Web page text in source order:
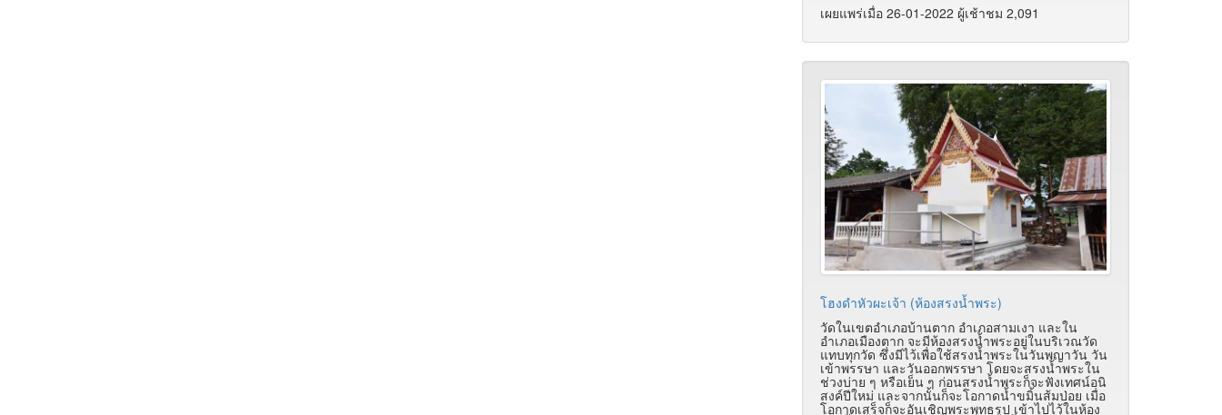
เผยแพร่เมื่อ 26-01-2022 ผู้เช้าชม 2,091
โฮงดำหัวผะเจ้า (ห้องสรงน้ำพระ)
วัดในเขตอำเภอบ้านตาก อำเภอสามเงา และใน
อำเภอเมืองตาก จะมีห้องสรงน้ำพระอยู่ในบริเวณวัด
แทบทุกวัด ซึ่งมีไว้เพื่อใช้สรงน้ำพระในวันพญาวัน วัน
เข้าพรรษา และวันออกพรรษา โดยจะสรงน้ำพระใน
ช่วงบ่าย ๆ หรือเย็น ๆ ก่อนสรงน้ำพระก็จะฟังเทศน์อนิ
สงค์ปีใหม่ และจากนั้นก็จะโอกาดน้ำขมิ้นส้มป่อย เมื่อ
โอกาดเสร็จก็จะอันเชิญพระพุทธรูป เข้าไปไว้ในห้อง